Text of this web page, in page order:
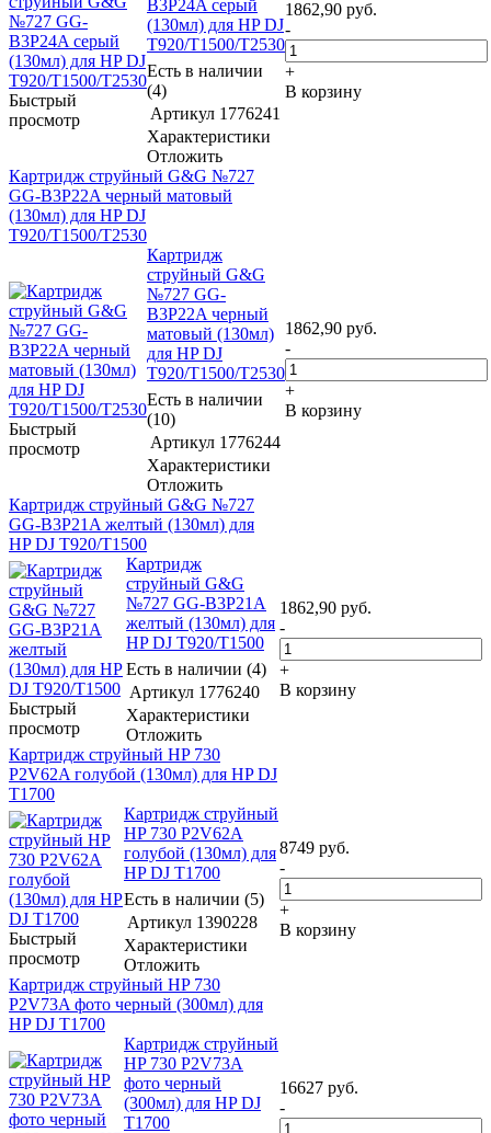
Быстрый
просмотр
B3P24A серый
(130мл) для HP DJ
T920/T1500/T2530
Есть в наличии
(4)
Артикул 1776241
Характеристики
Отложить
1862,90 руб.
-
+
В корзину
Картридж струйный G&G №727
GG-B3P22A черный матовый
(130мл) для HP DJ
T920/T1500/T2530
Быстрый
просмотр
Картридж
струйный G&G
№727 GG-
B3P22A черный
матовый (130мл)
для HP DJ
T920/T1500/T2530
Есть в наличии
(10)
Артикул 1776244
Характеристики
Отложить
1862,90 руб.
-
+
В корзину
Картридж струйный G&G №727
GG-B3P21A желтый (130мл) для
HP DJ T920/T1500
Быстрый
просмотр
Картридж
струйный G&G
№727 GG-B3P21A
желтый (130мл) для
HP DJ T920/T1500
Есть в наличии (4)
Артикул 1776240
Характеристики
Отложить
1862,90 руб.
-
+
В корзину
Картридж струйный HP 730
P2V62A голубой (130мл) для HP DJ
T1700
Быстрый
просмотр
Картридж струйный
HP 730 P2V62A
голубой (130мл) для
HP DJ T1700
Есть в наличии (5)
Артикул 1390228
Характеристики
Отложить
8749 руб.
-
+
В корзину
Картридж струйный HP 730
P2V73A фото черный (300мл) для
HP DJ T1700
Картридж струйный
HP 730 P2V73A
фото черный
(300мл) для HP DJ
T1700
16627 руб.
-